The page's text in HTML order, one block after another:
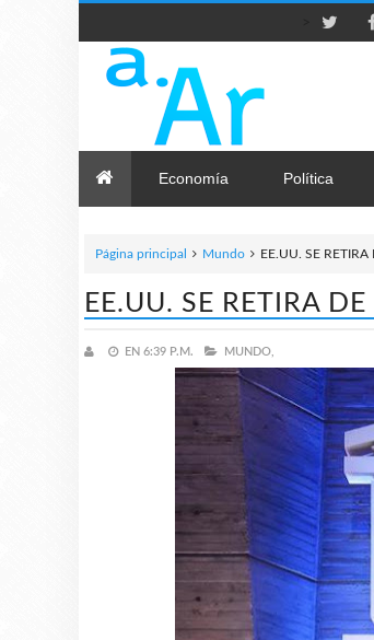
Economía Política
Página principal Mundo EE.UU. SE
EE.UU. SE RETIRA
EN 6:39 P.M. MUNDO,